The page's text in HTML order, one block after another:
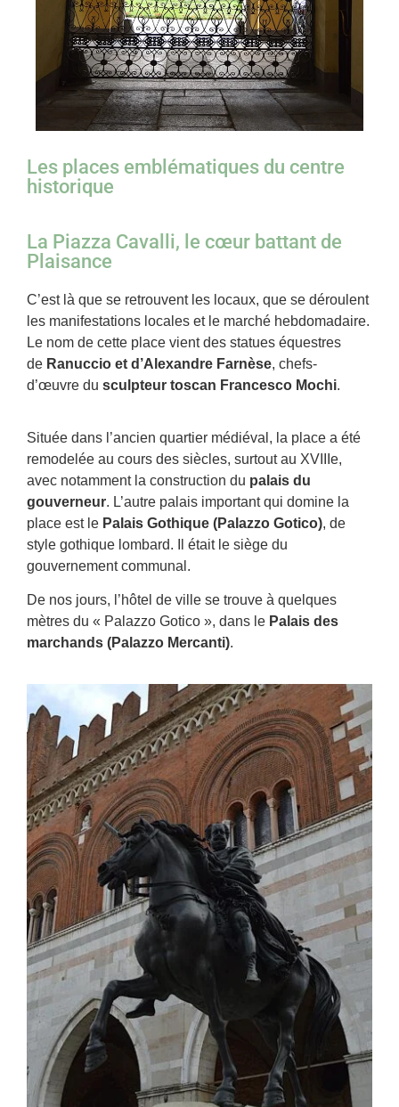
Les places emblématiques du centre
historique
La Piazza Cavalli, le cœur battant de
Plaisance
C’est là que se retrouvent les locaux, que se déroulent
les manifestations locales et le marché hebdomadaire.
Le nom de cette place vient des statues équestres
de Ranuccio et d’Alexandre Farnèse, chefs-
d’œuvre du sculpteur toscan Francesco Mochi.
Située dans l’ancien quartier médiéval, la place a été
remodelée au cours des siècles, surtout au XVIIIe,
avec notamment la construction du palais du
gouverneur. L’autre palais important qui domine la
place est le Palais Gothique (Palazzo Gotico), de
style gothique lombard. Il était le siège du
gouvernement communal.
De nos jours, l’hôtel de ville se trouve à quelques
mètres du « Palazzo Gotico », dans le Palais des
marchands (Palazzo Mercanti).